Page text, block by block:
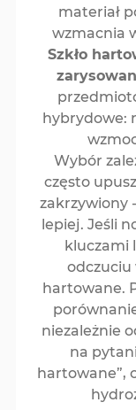
materiał
wzmacnia
Szkło
hybrydowe:
Wybór
często
zakrzywiony
lepiej. Jeśli
kluczami
odczuciu
hartowane.
niezależnie
na
hartowane”,